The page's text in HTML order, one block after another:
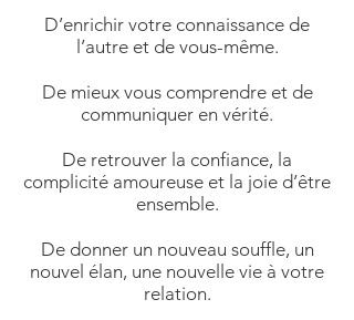
D’enrichir votre connaissance de
l’autre et de vous-même.
De mieux vous comprendre et de
communiquer en vérité.
De retrouver la confiance, la
complicité amoureuse et la joie d’être
ensemble.
De donner un nouveau souffle, un
nouvel élan, une nouvelle vie à votre
relation.